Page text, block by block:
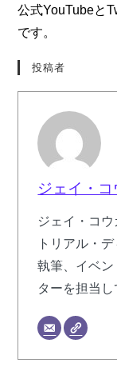
公式YouTubeと
です。
投稿者
ジェイ・コ
ジェイ・コ
トリアル・
執筆、イベ
ターを担当し